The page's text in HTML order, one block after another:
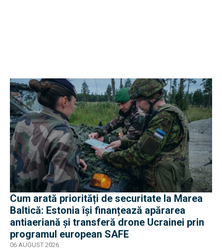
Cum arată priorități de securitate la Marea
Baltică: Estonia își finanțează apărarea
antiaeriană și transferă drone Ucrainei prin
programul european SAFE
06 AUGUST 2026